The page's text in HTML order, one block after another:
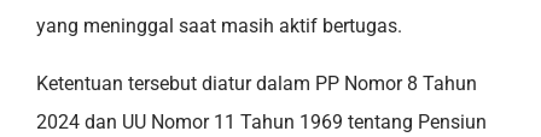
yang meninggal saat masih aktif bertugas.
Ketentuan tersebut diatur dalam PP Nomor 8 Tahun
2024 dan UU Nomor 11 Tahun 1969 tentang Pensiun